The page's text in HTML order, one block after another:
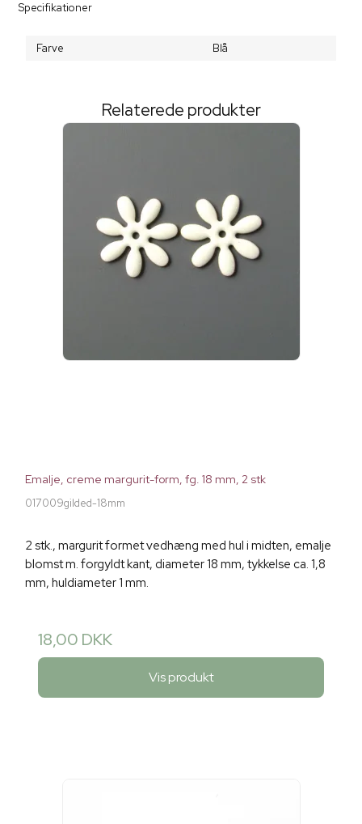
Specifikationer
Farve Blå
Relaterede produkter
Emalje, creme margurit-form, fg. 18 mm, 2 stk
017009gilded-18mm
2 stk., margurit formet vedhæng med hul i midten, emalje
blomst m. forgyldt kant, diameter 18 mm, tykkelse ca. 1,8
mm, huldiameter 1 mm.
18,00 DKK
Vis produkt